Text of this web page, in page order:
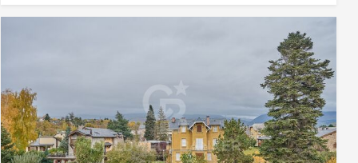
amplio y acogedor salón-comedor con salida directa a la
terraza, creando un espacio abierto y muy agradable. La
cocina, moderna y funcional, se integra perfectamente en
el comedor, aportando amplitud y continuidad al conjunto.
La zona de noche está diseñada para el máximo confort,
con cuatro habitaciones dobles, todas ellas con armarios
empotrados. Dos de las habitaciones cuentan con baño en
suite, proporcionando mayor privacidad, mientras que las
otras disponen de un baño completo adicional. Este